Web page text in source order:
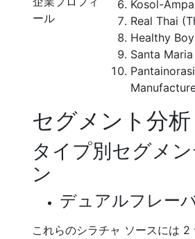
ール
Kosol-Ampa
Real Thai
Healthy
Santa
セグメント分析
タイプ別セグメ
ン
デュアルフレー
これらのシラチャ ソースには 2